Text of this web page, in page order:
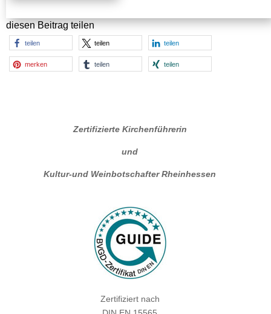
diesen Beitrag teilen
teilen teilen teilen
merken teilen teilen
Zertifizierte Kirchenführerin
und
Kultur-und Weinbotschafter Rheinhessen
Zertifiziert nach